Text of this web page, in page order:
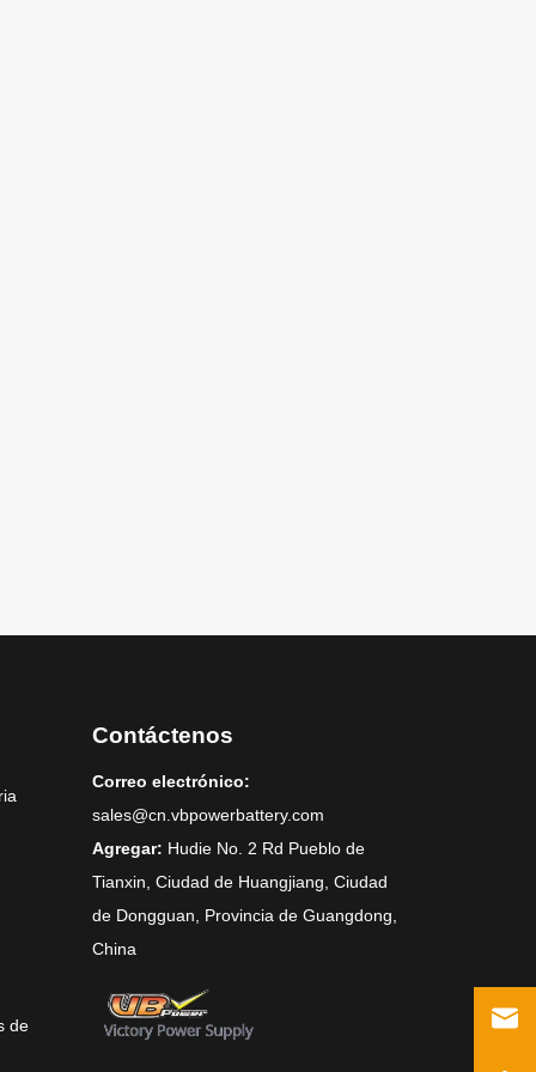
de
Contáctenos
Correo electrónico:
sales@cn.vbpowerbattery.com
Agregar: Hudie No. 2 Rd Pueblo de
Tianxin, Ciudad de Huangjiang, Ciudad
de Dongguan, Provincia de Guangdong,
China